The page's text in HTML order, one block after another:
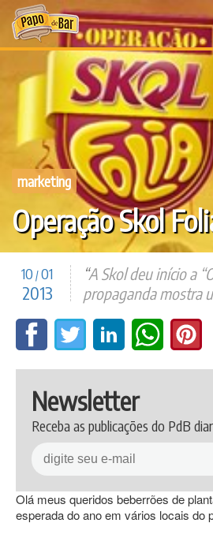
para
conteúdo
marketing
Operação Skol
10 /01
2013
A Skol deu início a
propaganda mostra
Newsletter
Receba as publicações do PdB
Olá meus queridos beberrões de
esperada do ano em vários locais do